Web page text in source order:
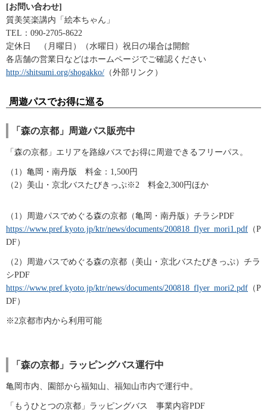
[お問い合わせ]
質美笑楽講内「絵本ちゃん」
TEL：090-2705-8622
定休日 （月曜日）（水曜日）祝日の場合は開館
各店舗の営業日などはホームページでご確認ください
http://shitsumi.org/shogakko/ （外部リンク）
周遊パスでお得に巡る
「森の京都」周遊パス販売中
「森の京都」エリアを路線バスでお得に周遊できるフリーパス。
（1）亀岡・南丹版 料金：1,500円
（2）美山・京北バスたびきっぷ※2 料金2,300円ほか
（1）周遊パスでめぐる森の京都（亀岡・南丹版）チラシPDF
https://www.pref.kyoto.jp/ktr/news/documents/200818_flyer_mori1.pdf （P
DF）
（2）周遊パスでめぐる森の京都（美山・京北バスたびきっぷ）チラ
シPDF
https://www.pref.kyoto.jp/ktr/news/documents/200818_flyer_mori2.pdf （P
DF）
※2京都市内から利用可能
「森の京都」ラッピングバス運行中
亀岡市内、園部から福知山、福知山市内で運行中。
「もうひとつの京都」ラッピングバス 事業内容PDF